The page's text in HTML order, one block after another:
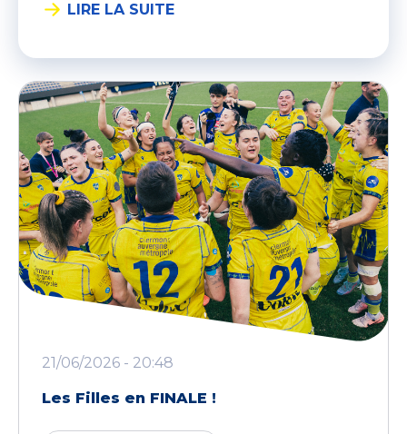
LIRE LA SUITE
21/06/2026 - 20:48
Les Filles en FINALE !